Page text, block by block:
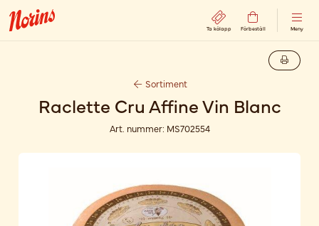
Ta kölapp Förbeställ Meny
Sortiment
Raclette Cru Affine Vin Blanc
Art. nummer: MS702554